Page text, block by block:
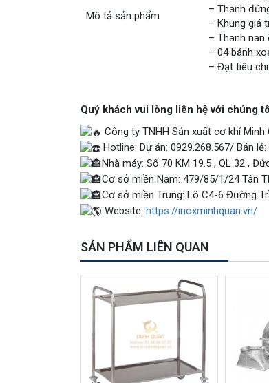
Mô tả sản phẩm
– Thanh
– Khung giá
– Thanh nan
– 04 bánh
– Đạt tiêu
Quý khách vui lòng liên hệ với chúng
Công ty TNHH Sản xuất cơ khí Minh
Hotline: Dự án: 0929.268.567/ Bán lẻ:
Nhà máy: Số 70 KM 19.5 , QL 32 ,
Cơ sở miền Nam: 479/85/1/24 Tân
Cơ sở miền Trung: Lô C4-6 Đường
Website: https://inoxminhquan.vn/
SẢN PHẨM LIÊN QUAN